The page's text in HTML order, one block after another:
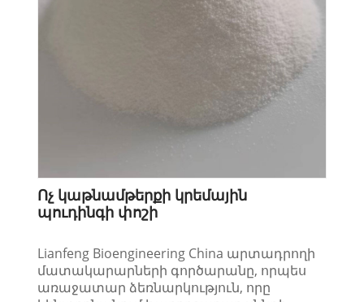
Ոչ կաթնամթերքի կրեմային
պուդինգի փոշի
Lianfeng Bioengineering China արտադրողի
մատակարարների գործարանը, որպես
առաջատար ձեռնարկություն, որը